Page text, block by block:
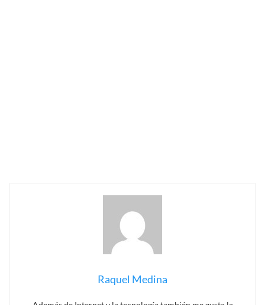
Raquel Medina